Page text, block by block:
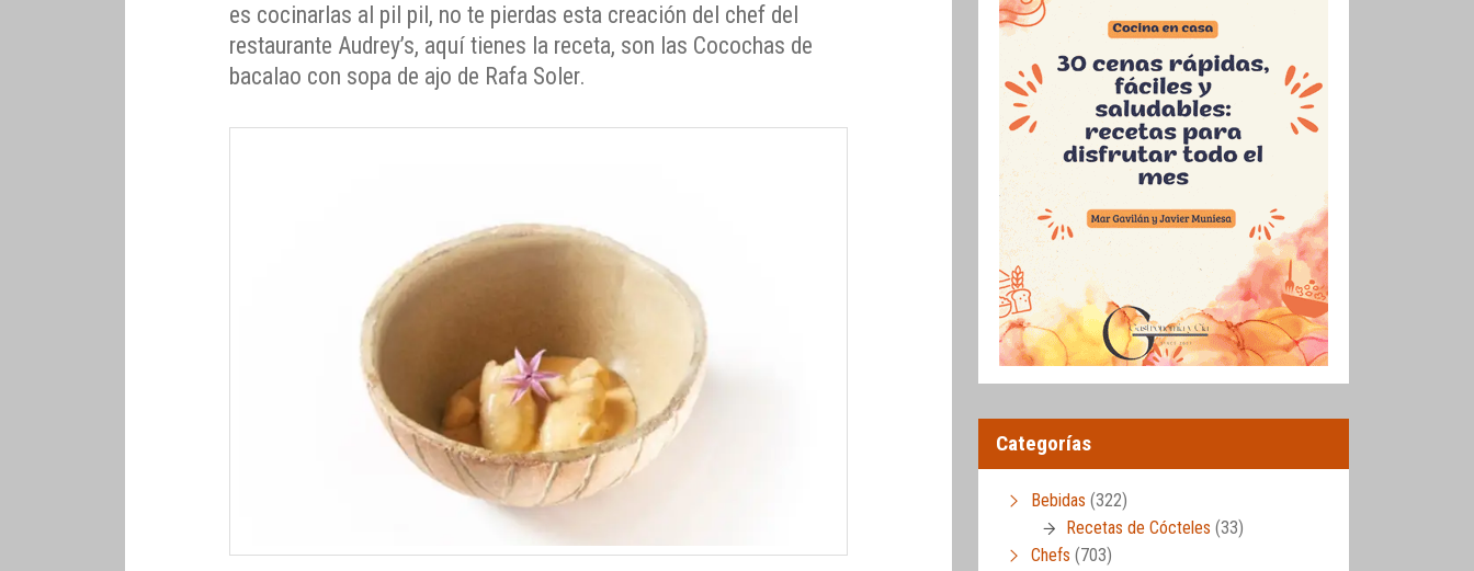
es cocinarlas al pil pil, no te pierdas esta creación del chef del
restaurante Audrey’s, aquí tienes la receta, son las Cocochas de
bacalao con sopa de ajo de Rafa Soler.
Categorías
Bebidas (322)
Recetas de Cócteles (33)
Chefs (703)